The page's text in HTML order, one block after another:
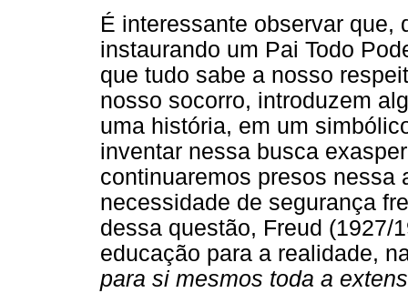
É interessante observar que,
instaurando um Pai Todo
que tudo sabe a nosso
nosso socorro, introduzem
uma história, em um
inventar nessa busca
continuaremos presos nessa
necessidade de segurança
dessa questão, Freud (1927/
educação para a realidade,
para si mesmos toda a